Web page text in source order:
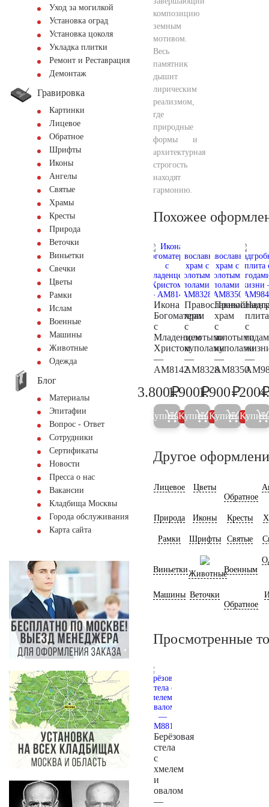
Уход за могилкой
Установка оград
Установка цоколя
Укладка плитки
Ремонт и Реставрация
Демонтаж
Гравировка
Картинки
Лицевое
Обратное
Шрифты
Иконы
Ангелы
Святые
Храмы
Кресты
Природа
Веточки
Виньетки
Свечки
Цветы
Рамки
Ислам
Военные
Машины
Животные
Одежда
Блог
Материалы
Эпитафии
Вопрос - Ответ
Сотрудники
Сертификаты
Новости
Пресса о нас
Вакансии
Кладбища Москвы
Города обслуживания
Карта сайта
композицию
земным
мотивом.
Весь
памятник
дышит
лирическим
реализмом,
где
природные
формы и
архитектурная
строгость
находят
гармонию.
Похожее
Икона
Богоматери
с
Младенцем
Христом
—
AM8142
4.000
3.800₽
Купить 5%
Православный
храм
с
золотыми
куполами
—
AM8328
2.000
1.900₽
Купить 5%
храм
с
золотыми
куполами
—
AM8350
2.000
1.900₽
Купить 5%
плита
с
—
200
Купить
Другое
Лицевое
Цветы
Обратное
Природа Иконы Кресты
Рамки Шрифты Святые
ВиньеткиЖивотныеВоенным
Машины Веточки
Обратное
Просмотренные
Берёзовая
стела
с
хмелем
и
овалом
—